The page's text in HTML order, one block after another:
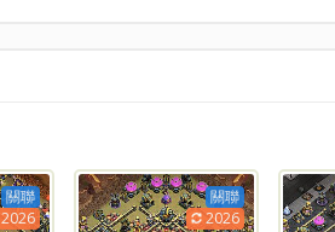
關聯
2026
關聯
2026